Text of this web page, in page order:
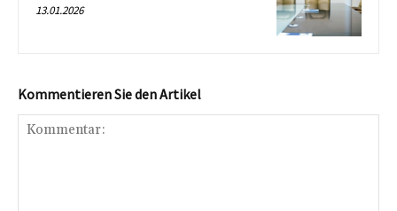
13.01.2026
Kommentieren Sie den Artikel